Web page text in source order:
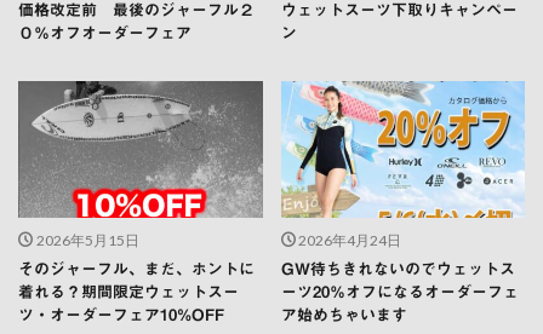
価格改定前 最後のジャーフル２
０％オフオーダーフェア
ウェットスーツ下取りキャンペー
ン
2026年5月15日
そのジャーフル、まだ、ホントに
着れる？期間限定ウェットスー
ツ・オーダーフェア10%OFF
2026年4月24日
GW待ちきれないのでウェットス
ーツ20％オフになるオーダーフェ
ア始めちゃいます